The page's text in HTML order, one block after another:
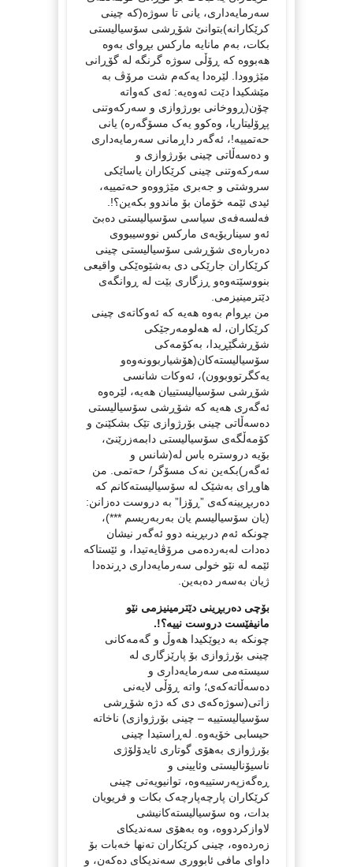
سەرمایەداری، یانی تا سوژە(کە چینی
کرێکارانە)بتوانێ شۆڕشی سۆسیالیستی
بکات، بەم مانایە مارکس بڕوای بەوە
هەبووە کە ڕۆڵی سوژە گرنگە لە گۆڕانی
مێژوودا. لێرەدا یەکەم شت مرۆڤ بە
مێشکیدا دێت ئەوەیە: ئەی کەواتە
چۆن(ڕووخانی بورژوازی و سەرکەوتنی
پڕۆلیتاریا، وەکوو یەک مسۆگەرە) یانی
حەتمییە!، ئەگەر داڕمانی سەرمایەداری
و دەسەڵاتی چینی بۆرژوازی و
سەرکەوتنی چینی کرێکاران یاساێکی
سروشتی و جەبری مێژووەو حەتمییە،
ئیدی ئێمە خۆمان بۆ ماندوو بکەین؟!.
فەلسەفەی سیاسی سۆسیالیستی دەبێ
ئەو سیناریۆیەی مارکس نووسیبووی
دەربارەی شۆڕشی سۆسیالیستی چینی
کرێکاران جارێکی دی بەشێوەێکی واقیعی
بنووسێتەوەو ڕزگاری بێت لە ڕوانگەی
دێترمینیزمی‪.‬
من بڕوام بەوە هەیە کە ئەوکاتەی چینی
کرێکاران، لە هەلومەرجێکی
شۆڕشگێڕیدا، بەکۆمەکی
سۆسیالیستەکان(هۆشیاربوونەوەو
یەکگرتووبوون)، ئەوکات شانسی
شۆڕشی سۆسیالیستییان هەیە، لێرەوە
ئەگەری هەیە کە شۆڕشی سۆسیالیستی
دەسەڵاتی چینی بۆرژوازی تێک بشکێنێ و
کۆمەڵگەی سۆسیالیستی دابمەزرێنێ،
بۆیە دروسترە باس لە(شانس و
ئەگەر)بکەین نەک مسۆگر/ حەتمی. من
هاوڕای بەشێک لە سۆسیالیستەکانم کە
(یان سۆسیالیسم یان بەربەریسم ***)،
چونکە ئەم دربڕینە دوو ئەگەر نیشان
دەدات لەبەردەمی مرۆڤایەتیدا، و ئێستاکە
ئێمە لە نێو خولی سەرمایەداری دڕندەدا
ژیان بەسەر دەبەین.
بۆچی دەربڕینی دێترمینیزمی نێو
مانیفێست دروست نییە؟!.
چونکە بە دیوێکیدا هەوڵ و گەمەکانی
چینی بۆرژوازی بۆ پارێزگاری لە
سیستەمی سەرمایەداری و
دەسەڵاتەکەی؛ واتە ڕۆڵی لایەنی
زاتی(سوژەکەی دی کە دژە شۆڕشی
سۆسیالیستییە – چینی بۆرژوازی) ناخاتە
حیسابی خۆیەوە. لەڕاستیدا چینی
بۆرژوازی بەهۆی گوتاری ئایدۆلۆژی
ناسیۆنالیستی وئایینی و
ڕەگەزپەرستییەوە، توانیویەتی چینی
کرێکاران پارچەپارچەک بکات و فریویان
بدات، وە سۆسیالیستەکانیشی
لاوازکردووە، وە بەهۆی سەندیکای
زەردەوە، چینی کرێکاران تەنها خەبات بۆ
داوای مافی ئابووری سەندیکای دەکەن، و